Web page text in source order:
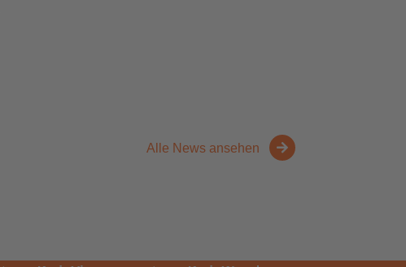
Alle News ansehen